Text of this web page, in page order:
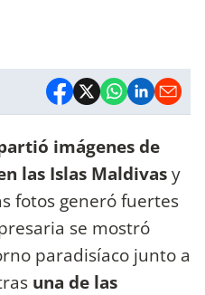
imágenes de
las Islas Maldivasy
fotos generó fuertes
se mostró
paradisíaco junto a
una de las